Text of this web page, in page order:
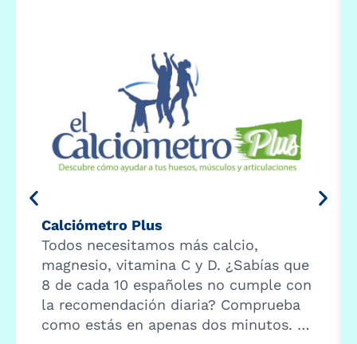
Calciómetro Plus
Todos necesitamos más calcio,
magnesio, vitamina C y D. ¿Sabías que
8 de cada 10 españoles no cumple con
la recomendación diaria? Comprueba
como estás en apenas dos minutos. …